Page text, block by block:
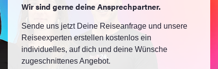
Wir sind gerne deine Ansprechpartner.
Sende uns jetzt Deine Reiseanfrage und unsere
Reiseexperten erstellen kostenlos ein
individuelles, auf dich und deine Wünsche
zugeschnittenes Angebot.